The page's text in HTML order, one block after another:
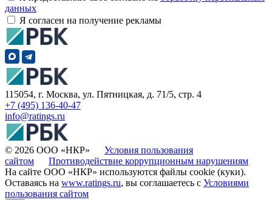
данных
Я согласен на получение рекламы
115054, г. Москва, ул. Пятницкая, д. 71/5, стр. 4
+7 (495) 136-40-47
info@ratings.ru
© 2026 ООО «НКР» Условия пользования
сайтом
Противодействие коррупционным нарушениям
На сайте ООО «НКР» используются файлы cookie (куки).
Оставаясь на www.ratings.ru, вы соглашаетесь с Условиями
пользования сайтом